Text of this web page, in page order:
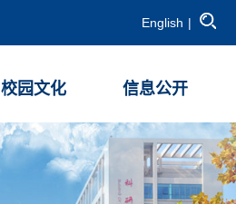
English |
校园文化 信息公开